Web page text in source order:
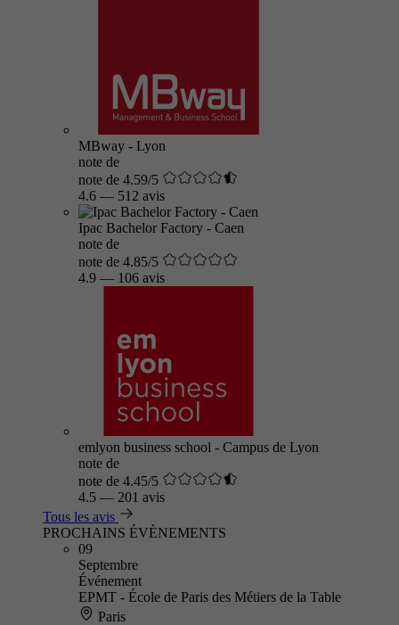
MBway - Lyon
note de
note de 4.59/5
4.6 — 512 avis
Ipac Bachelor Factory - Caen
note de
note de 4.85/5
4.9 — 106 avis
emlyon business school - Campus de Lyon
note de
note de 4.45/5
4.5 — 201 avis
Tous les avis
PROCHAINS ÉVÈNEMENTS
09
Septembre
Événement
EPMT - École de Paris des Métiers de la Table
Paris